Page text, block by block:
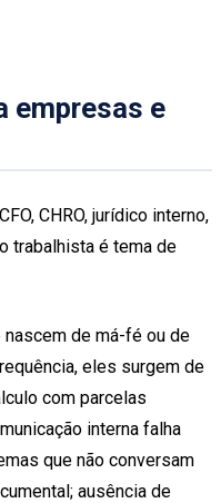
empresas e
CHRO, jurídico interno,
trabalhista é tema de
de má-fé ou de
eles surgem de
com parcelas
interna falha
que não conversam
ausência de